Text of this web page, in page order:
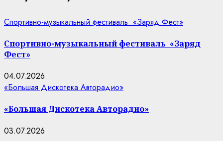
Спортивно-музыкальный фестиваль «Заряд Фест»
Спортивно-музыкальный фестиваль «Заряд
Фест»
04.07.2026
«Большая Дискотека Авторадио»
«Большая Дискотека Авторадио»
03.07.2026